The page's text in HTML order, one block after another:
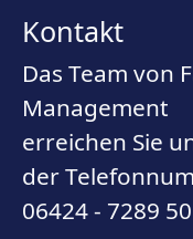
Kontakt
Das Team von
Management
erreichen Sie
der
06424 - 7289 50